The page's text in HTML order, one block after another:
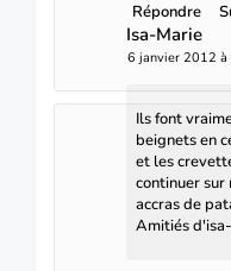
Répondre
Isa-Marie
6 janvier 2012 à
Ils font
beignets en
et les
continuer sur
accras de
Amitiés